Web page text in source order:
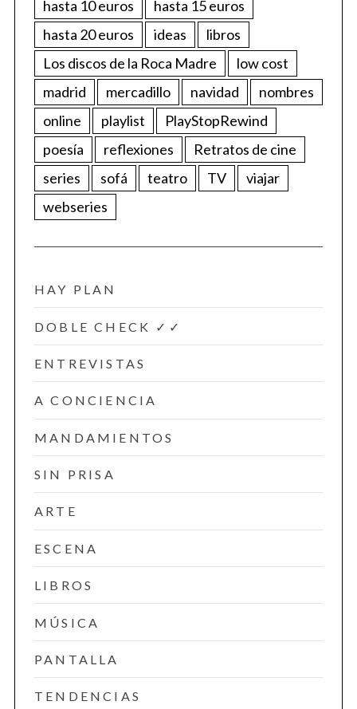
hasta 10 euros
hasta 15 euros
hasta 20 euros
ideas
libros
Los discos de la Roca Madre
low cost
madrid
mercadillo navidad
nombres
online
playlist
PlayStopRewind
poesía
reflexiones
Retratos de cine
series
sofá teatro TV
viajar
webseries
HAY PLAN
DOBLE CHECK ✓✓
ENTREVISTAS
A CONCIENCIA
MANDAMIENTOS
SIN PRISA
ARTE
ESCENA
LIBROS
MÚSICA
PANTALLA
TENDENCIAS